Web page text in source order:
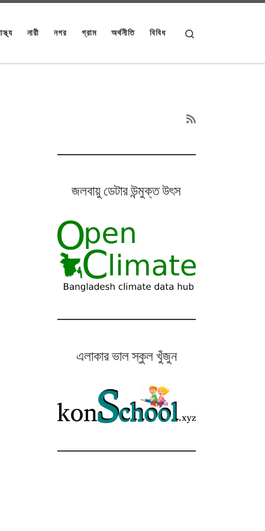
নারী নগর গ্রাম অর্থনীতি বিবিধ
জলবায়ু ডেটার উন্মুক্ত উৎস
এলাকার ভাল স্কুল খুঁজুন